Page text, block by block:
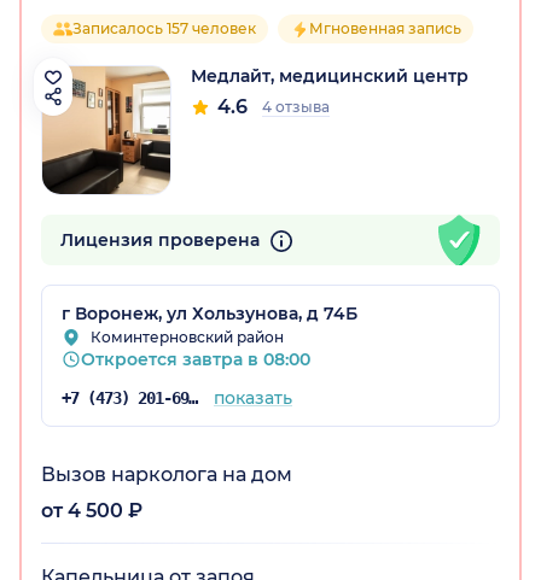
Записалось 157 человек Мгновенная запись
Медлайт, медицинский центр
4.6 4 отзыва
Лицензия проверена
г Воронеж, ул Хользунова, д 74Б
Коминтерновский район
Откроется завтра в 08:00
+7 (473) 201-69-07 показать
Вызов нарколога на дом
от 4 500 ₽